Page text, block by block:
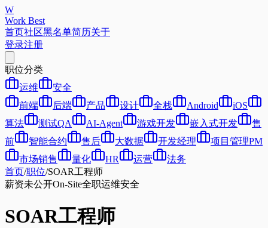
W
Work Best
首页社区黑名单简历关于
登录注册
职位分类
运维
安全
前端
后端 产品 设计 全栈 Android
iOS
算法
测试QA AI-Agent 游戏开发 嵌入式开发
售
前
智能合约 售后 大数据 开发经理
项目管理PM
市场销售
量化 HR 运营
法务
首页/职位/SOAR工程师
薪资未公开On-Site全职运维安全
SOAR工程师